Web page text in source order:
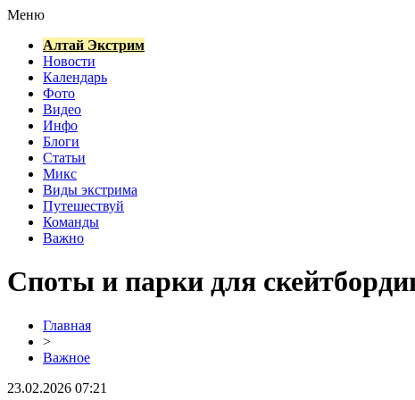
Меню
Алтай Экстрим
Новости
Календарь
Фото
Видео
Инфо
Блоги
Статьи
Микс
Виды экстрима
Путешествуй
Команды
Важно
Споты и парки для
Главная
>
Важное
23.02.2026 07:21